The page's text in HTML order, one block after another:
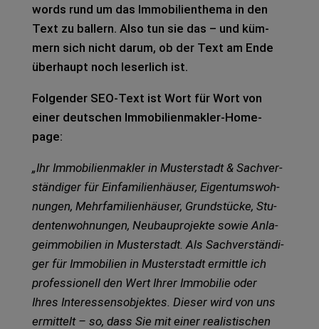
words rund um das Immo­bi­li­en­the­ma in den
Text zu bal­lern. Also tun sie das – und küm­
mern sich nicht darum, ob der Text am Ende
über­haupt noch leser­lich ist.
Fol­gen­der SEO-Text ist Wort für Wort von
einer deut­schen Immo­bi­li­en­mak­ler-Home­
page:
„Ihr Immo­bi­li­en­mak­ler in Mus­ter­stadt & Sach­ver­
stän­di­ger für Ein­fa­mi­li­en­häu­ser, Eigen­tums­woh­
nun­gen, Mehr­fa­mi­li­en­häu­ser, Grund­stü­cke, Stu­
den­ten­woh­nun­gen, Neu­bau­pro­jek­te sowie Anla­
ge­im­mo­bi­li­en in Mus­ter­stadt. Als Sach­ver­stän­di­
ger für Immo­bi­li­en in Mus­ter­stadt ermitt­le ich
pro­fes­sio­nell den Wert Ihrer Immo­bi­lie oder
Ihres Inter­es­sens­ob­jek­tes. Die­ser wird von uns
ermit­telt – so, dass Sie mit einer rea­lis­ti­schen